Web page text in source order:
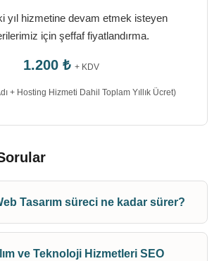
yıl hizmetine devam etmek isteyen
için şeffaf fiyatlandırma.
1.200 ₺ + KDV
+ Hosting Hizmeti Dahil Toplam Yıllık Ücret)
Tasarım süreci ne kadar sürer?
ve Teknoloji Hizmetleri SEO